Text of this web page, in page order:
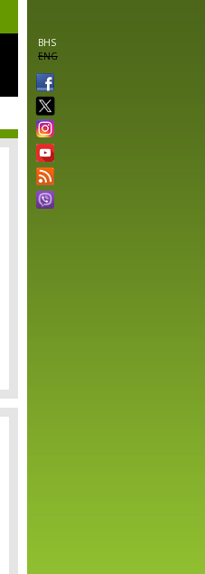
BHS
ENG